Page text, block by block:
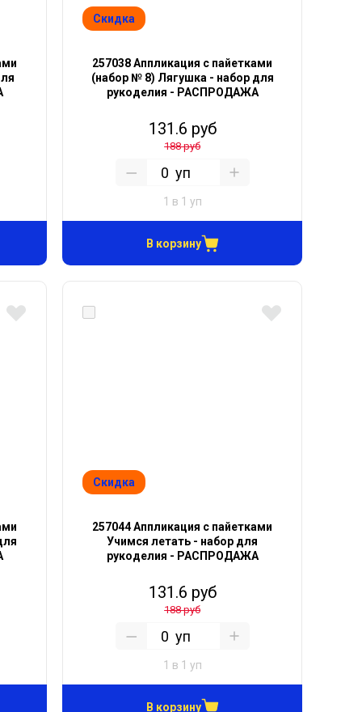
Скидка
257038 Аппликация с пайетками
(набор № 8) Лягушка - набор для
рукоделия - РАСПРОДАЖА
131.6 руб
188 руб
уп
1 в 1 уп
В корзину
Скидка
257044 Аппликация с пайетками
Учимся летать - набор для
рукоделия - РАСПРОДАЖА
131.6 руб
188 руб
уп
1 в 1 уп
В корзину